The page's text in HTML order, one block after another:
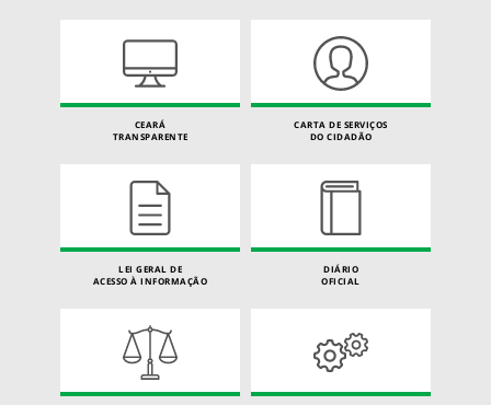
CEARÁ
TRANSPARENTE
CARTA DE SERVIÇOS
DO CIDADÃO
LEI GERAL DE
ACESSO À INFORMAÇÃO
DIÁRIO
OFICIAL